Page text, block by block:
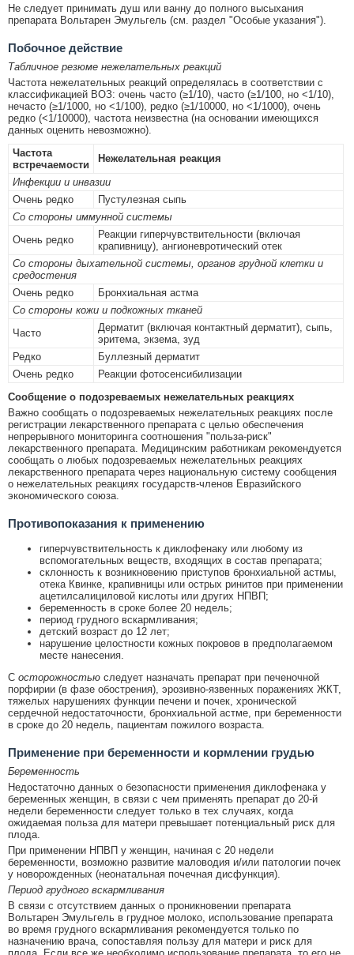
Не следует принимать душ или ванну до полного высыхания
препарата Вольтарен Эмульгель (см. раздел "Особые указания").
Побочное действие
Табличное резюме нежелательных реакций
Частота нежелательных реакций определялась в соответствии с
классификацией ВОЗ: очень часто (≥1/10), часто (≥1/100, но <1/10),
нечасто (≥1/1000, но <1/100), редко (≥1/10000, но <1/1000), очень
редко (<1/10000), частота неизвестна (на основании имеющихся
данных оценить невозможно).
Частота
встречаемости
Нежелательная реакция
Инфекции и инвазии
Очень редко
Пустулезная сыпь
Со стороны иммунной системы
Очень редко
Реакции гиперчувствительности (включая
крапивницу), ангионевротический отек
Со стороны дыхательной системы, органов грудной клетки и
средостения
Очень редко
Бронхиальная астма
Со стороны кожи и подкожных тканей
Часто
Дерматит (включая контактный дерматит), сыпь,
эритема, экзема, зуд
Редко
Буллезный дерматит
Очень редко
Реакции фотосенсибилизации
Сообщение о подозреваемых нежелательных реакциях
Важно сообщать о подозреваемых нежелательных реакциях после
регистрации лекарственного препарата с целью обеспечения
непрерывного мониторинга соотношения "польза-риск"
лекарственного препарата. Медицинским работникам рекомендуется
сообщать о любых подозреваемых нежелательных реакциях
лекарственного препарата через национальную систему сообщения
о нежелательных реакциях государств-членов Евразийского
экономического союза.
Противопоказания к применению
гиперчувствительность к диклофенаку или любому из
вспомогательных веществ, входящих в состав препарата;
склонность к возникновению приступов бронхиальной астмы,
отека Квинке, крапивницы или острых ринитов при применении
ацетилсалициловой кислоты или других НПВП;
беременность в сроке более 20 недель;
период грудного вскармливания;
детский возраст до 12 лет;
нарушение целостности кожных покровов в предполагаемом
месте нанесения.
С осторожностью следует назначать препарат при печеночной
порфирии (в фазе обострения), эрозивно-язвенных поражениях ЖКТ,
тяжелых нарушениях функции печени и почек, хронической
сердечной недостаточности, бронхиальной астме, при беременности
в сроке до 20 недель, пациентам пожилого возраста.
Применение при беременности и кормлении грудью
Беременность
Недостаточно данных о безопасности применения диклофенака у
беременных женщин, в связи с чем применять препарат до 20-й
недели беременности следует только в тех случаях, когда
ожидаемая польза для матери превышает потенциальный риск для
плода.
При применении НПВП у женщин, начиная с 20 недели
беременности, возможно развитие маловодия и/или патологии почек
у новорожденных (неонатальная почечная дисфункция).
Период грудного вскармливания
В связи с отсутствием данных о проникновении препарата
Вольтарен Эмульгель в грудное молоко, использование препарата
во время грудного вскармливания рекомендуется только по
назначению врача, сопоставляя пользу для матери и риск для